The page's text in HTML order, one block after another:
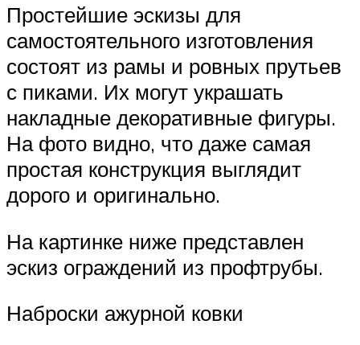
Простейшие эскизы для
самостоятельного изготовления
состоят из рамы и ровных прутьев
с пиками. Их могут украшать
накладные декоративные фигуры.
На фото видно, что даже самая
простая конструкция выглядит
дорого и оригинально.
На картинке ниже представлен
эскиз ограждений из профтрубы.
Наброски ажурной ковки